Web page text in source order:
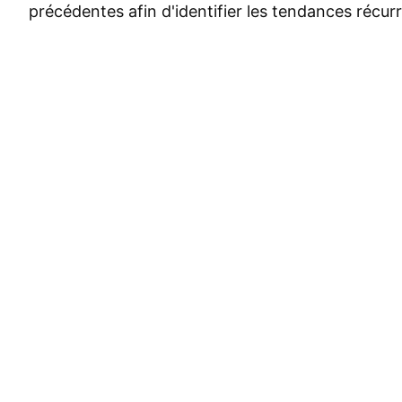
précédentes afin d'identifier les tendances